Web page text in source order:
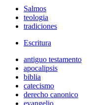
Salmos
teologia
tradiciones
Escritura
antiguo testamento
apocalipsis
biblia
catecismo
derecho canonico
evangelio